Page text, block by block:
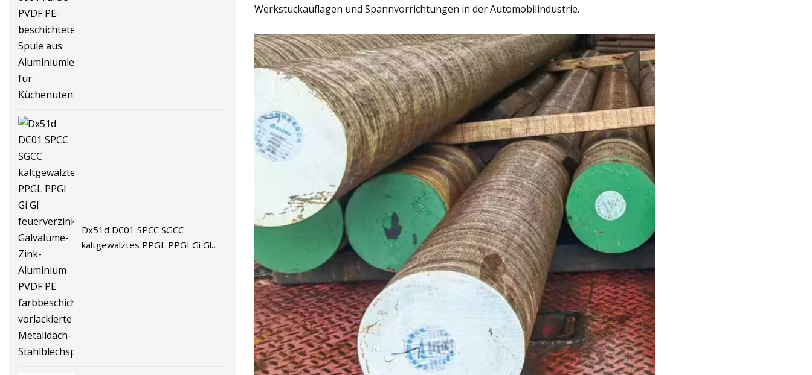
Dx51d DC01 SPCC SGCC
kaltgewalztes PPGL PPGI Gi Gl
Werkstückauflagen und Spannvorrichtungen in der Automobilindustrie.